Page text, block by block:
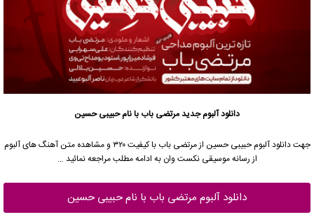
دانلود آلبوم جدیدمرتضی باب با نام حبیبی حسین
جهتدانلود آلبومحبیبی حسین ازمرتضی باب
با کیفیت ۳۲۰ و مشاهده متن آهنگ های آلبوم
از رسانه موسیقی نکست وان به ادامه مطلب مراجعه نمائید …
دانلود آلبوم مرتضی باب با نام حبیبی حسین